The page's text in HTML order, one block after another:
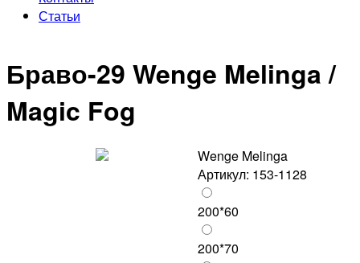
Статьи
Браво-29 Wenge Melinga /
Magic Fog
Wenge Melinga
Артикул: 153-1128
200*60
200*70